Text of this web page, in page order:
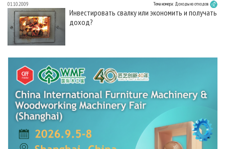
01.10.2009 Тема номера: Доходы из отходов
Инвестировать свалку или экономить и получать
доход?